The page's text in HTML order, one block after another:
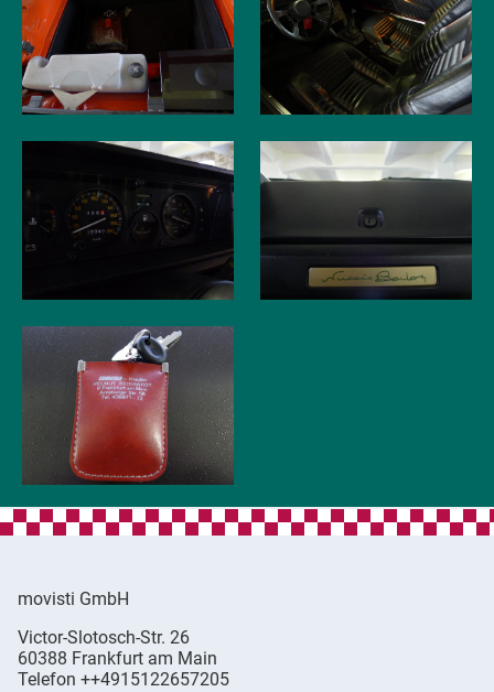
movisti GmbH
classic
automobiles
Victor-Slotosch-Str. 26
60388 Frankfurt am Main
Germany
Telefon ++4915122657205